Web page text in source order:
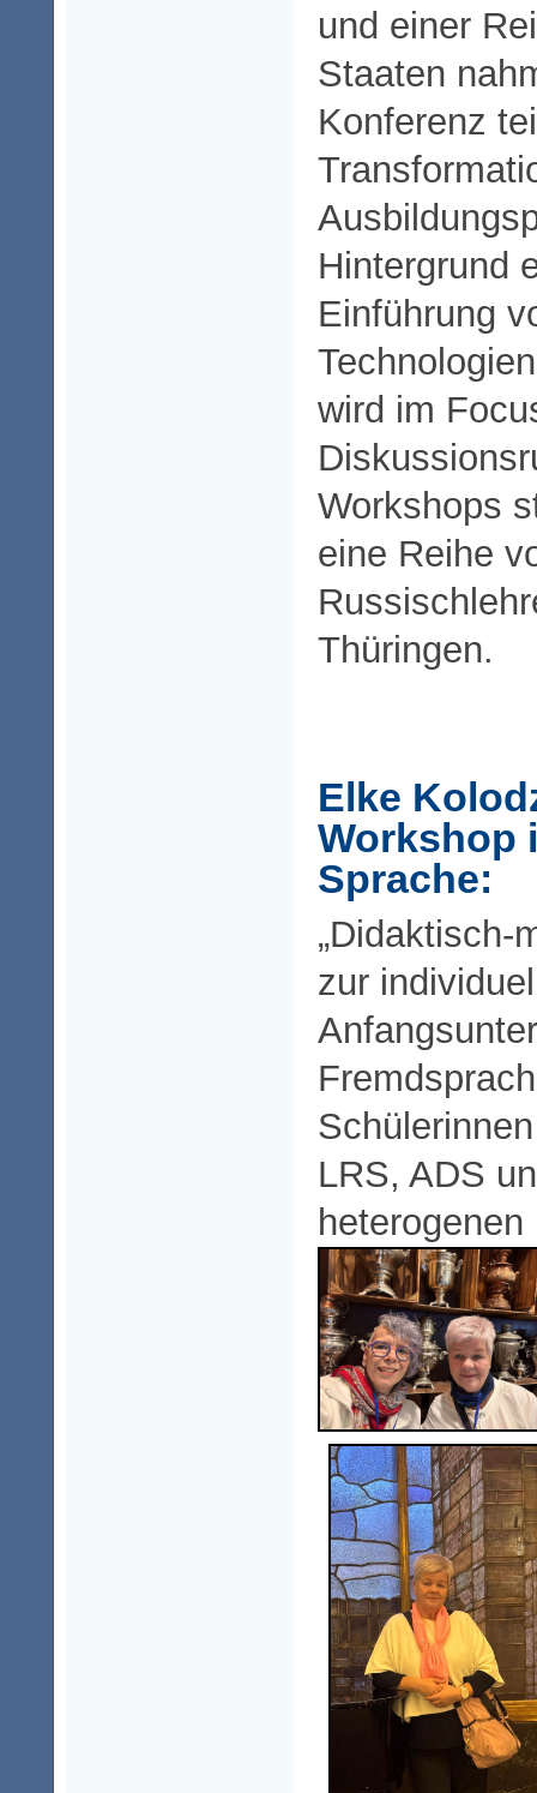
und einer
Staaten
Konferenz
Hintergrund
Einführung
wird im
Workshops
eine Reihe
Thüringen.
Elke
Workshop
Sprache:
„Didaktisch-
zur
LRS, ADS